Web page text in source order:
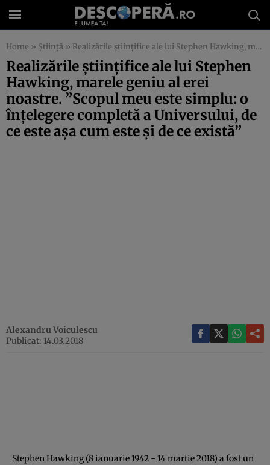
Home » Știință » Realizările ştiinţifice ale lui Stephen Hawking, marele geniu al erei noastre. ”Scopul meu este simplu: o înţelegere completă a Universului, de ce este aşa cum este şi de ce există”
Realizările ştiinţifice ale lui Stephen
Hawking, marele geniu al erei
noastre. ”Scopul meu este simplu: o
înţelegere completă a Universului, de
ce este aşa cum este şi de ce există”
Alexandru Voiculescu
Publicat: 14.03.2018
Stephen Hawking (8 ianuarie 1942 - 14 martie 2018) a fost un